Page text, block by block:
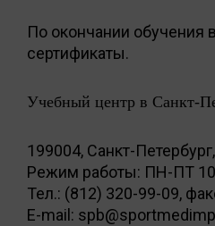
По окончании обучения
сертификаты.
Учебный центр в Санкт-
199004, Санкт-
Режим работы: ПН-ПТ
Тел.: (812) 320-99-09,
E-mail: